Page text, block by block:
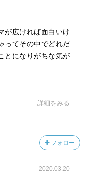
が広ければ面白いけ
ってその中でどれだ
とになりがちな気が
詳細をみる
フォロー
2020.03.20